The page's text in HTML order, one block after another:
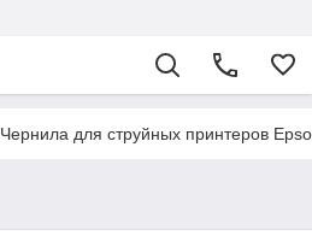
Чернила для струйных принтеров